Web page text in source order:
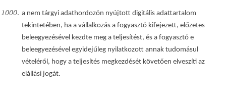
a nem tárgyi adathordozón nyújtott digitális adattartalom
tekintetében, ha a vállalkozás a fogyasztó kifejezett, előzetes
beleegyezésével kezdte meg a teljesítést, és a fogyasztó e
beleegyezésével egyidejűleg nyilatkozott annak tudomásul
vételéről, hogy a teljesítés megkezdését követően elveszíti az
elállási jogát.